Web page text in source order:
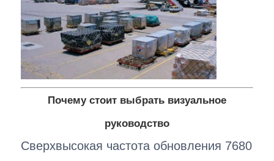
Почему стоит выбрать визуальное
руководство
Сверхвысокая частота обновления 7680